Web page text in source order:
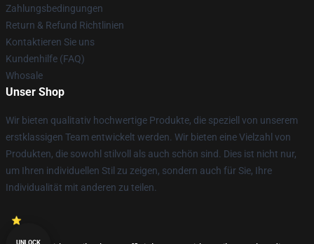
Zahlungsbedingungen
Return & Refund Richtlinien
Kontaktieren Sie uns
Kundenhilfe (FAQ)
Whosale
Unser Shop
Wir bieten qualitativ hochwertige Produkte, die speziell von unserem
erstklassigen Team entwickelt werden. Wir bieten eine Vielzahl von
Produkten, die sowohl stilvoll als auch schön sind. Dies ist nicht nur,
um Ihren individuellen Stil zu zeigen, sondern auch für Sie, Ihre
Individualität mit anderen zu teilen.
UNLOCK